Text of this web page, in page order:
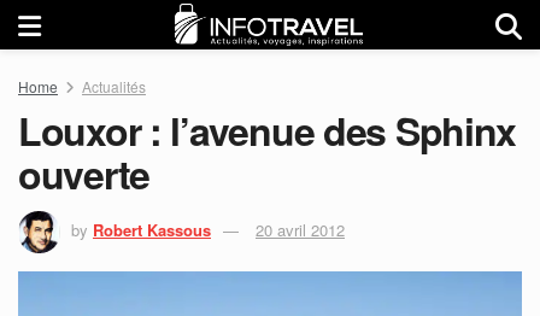
Home Actualités
Louxor : l’avenue des Sphinx
ouverte
by Robert Kassous 20 avril 2012